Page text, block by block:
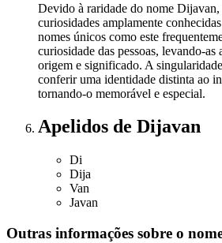
Devido à raridade do nome Dijavan,
curiosidades amplamente
nomes únicos como este
curiosidade das pessoas, levando-as
origem e significado. A
conferir uma identidade distinta ao
tornando-o memorável e especial.
Apelidos de Dijavan
Di
Dija
Van
Javan
Outras informações sobre o